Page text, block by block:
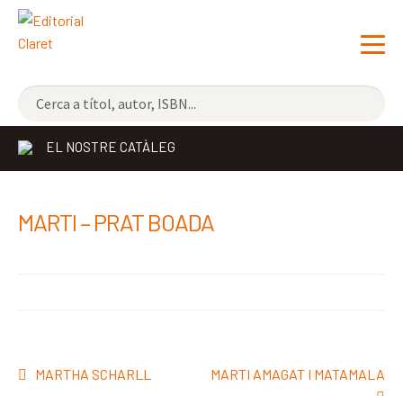
NOVETATS
ELS MÉS VENUTS
EL NOSTRE CATÀLEG
MARTI – PRAT BOADA
Navegació
Entrada
MARTHA SCHARLL
Pròxima
MARTI AMAGAT I MATAMALA